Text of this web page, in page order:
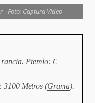
- Foto: Captura Video
Premio: €
3100 Metros (Grama).